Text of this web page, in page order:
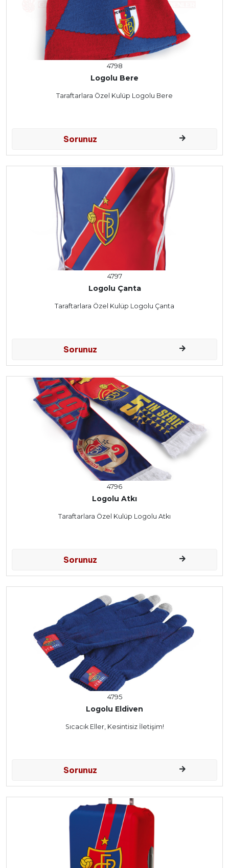
4798
Logolu Bere
Taraftarlara Özel Kulüp Logolu Bere
Sorunuz
4797
Logolu Çanta
Taraftarlara Özel Kulüp Logolu Çanta
Sorunuz
4796
Logolu Atkı
Taraftarlara Özel Kulüp Logolu Atkı
Sorunuz
4795
Logolu Eldiven
Sıcacık Eller, Kesintisiz İletişim!
Sorunuz